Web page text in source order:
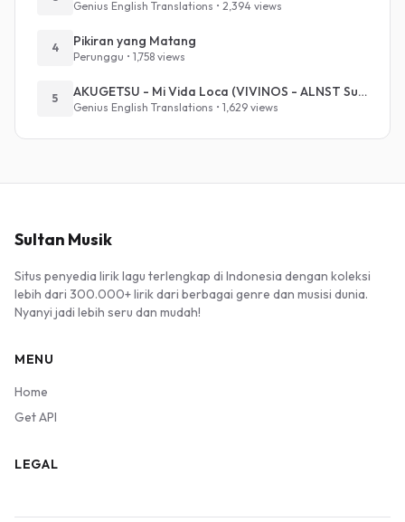
Genius English Translations • 2,394 views
4 Pikiran yang Matang
Perunggu • 1,758 views
5 AKUGETSU - Mi Vida Loca (VIVINOS - ALNST Sub : Till Part.1)
Genius English Translations • 1,629 views
Sultan Musik
Situs penyedia lirik lagu terlengkap di Indonesia dengan koleksi
lebih dari 300.000+ lirik dari berbagai genre dan musisi dunia.
Nyanyi jadi lebih seru dan mudah!
MENU
Home
Get API
LEGAL